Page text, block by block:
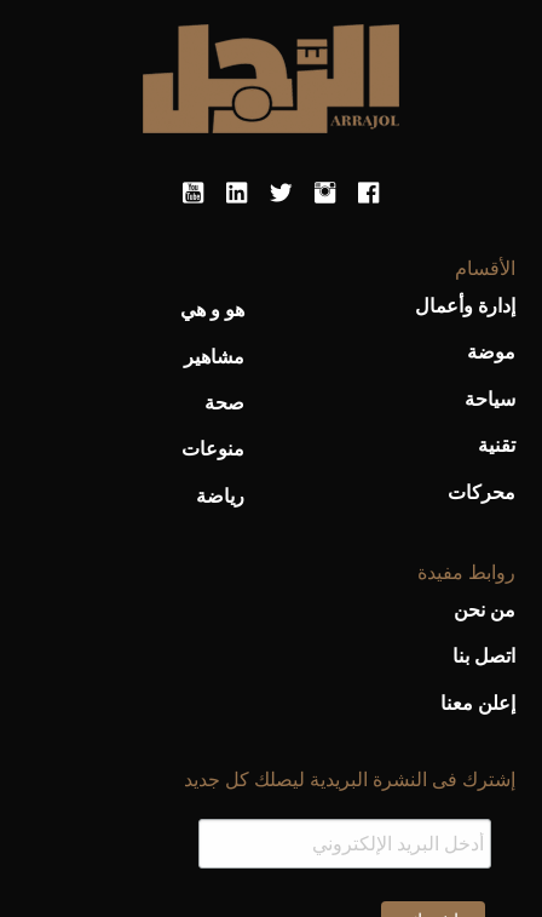
الأقسام
إدارة وأعمال
موضة
سياحة
تقنية
محركات
هو و هي
مشاهير
صحة
منوعات
رياضة
روابط مفيدة
من نحن
اتصل بنا
إعلن معنا
إشترك فى النشرة البريدية ليصلك كل جديد